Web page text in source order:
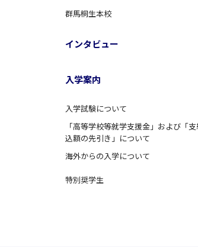
群馬桐生本校
インタビュー
入学案内
入学試験について
「高等学校等就学支援金」および「
込額の先引き」について
海外からの入学について
特別奨学生